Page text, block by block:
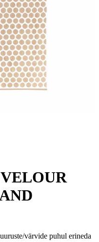
värvide puhul erineda